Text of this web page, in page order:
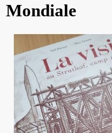
Mondiale